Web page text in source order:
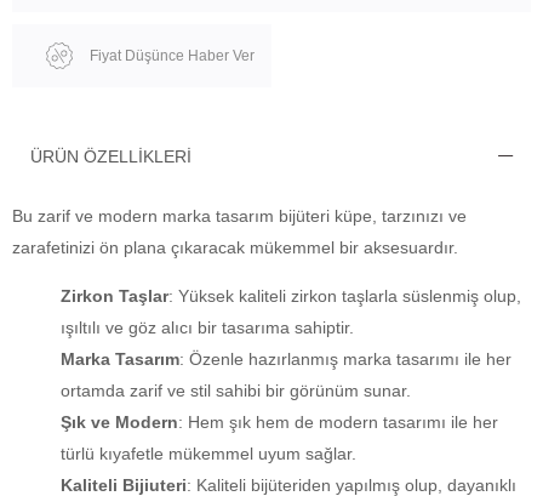
Fiyat Düşünce Haber Ver
ÜRÜN ÖZELLIKLERI
Bu zarif ve modern marka tasarım bijüteri küpe, tarzınızı ve
zarafetinizi ön plana çıkaracak mükemmel bir aksesuardır.
Zirkon Taşlar: Yüksek kaliteli zirkon taşlarla süslenmiş olup,
ışıltılı ve göz alıcı bir tasarıma sahiptir.
Marka Tasarım: Özenle hazırlanmış marka tasarımı ile her
ortamda zarif ve stil sahibi bir görünüm sunar.
Şık ve Modern: Hem şık hem de modern tasarımı ile her
türlü kıyafetle mükemmel uyum sağlar.
Kaliteli Bijiuteri: Kaliteli bijüteriden yapılmış olup, dayanıklı